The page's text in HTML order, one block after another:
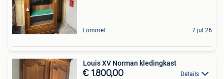
Lommel 7 jul 26
Louis XV Norman kledingkast
€ 1.800,00 Details